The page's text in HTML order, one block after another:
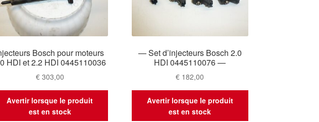
Bosch pour moteurs
HDI et 2.2 HDI 0445110036
€303,00
Avertir lorsque le produit
est en stock
— Set d’injecteurs Bosch 2.0
HDI 0445110076 —
€ 182,00
Avertir lorsque le produit
est en stock